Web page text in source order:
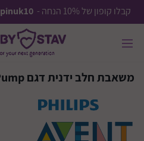
קבלו קופון של 10% הנחה - pinuk10
משאבת חלב ידנית דגם Manual Beast Pump